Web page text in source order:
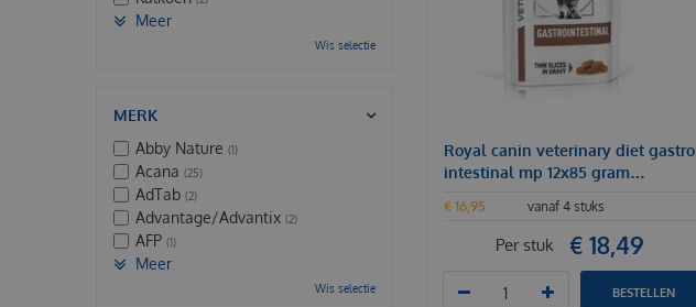
Royal canin veterinary diet gastro
intestinal mp 12x85 gram…
vanaf 4 stuks
€ 16 95
€ 18,49
Per stuk
BESTELLEN
Meer
Wis selectie
MERK
Abby Nature (1)
Acana (25)
AdTab (2)
Advantage/Advantix (2)
AFP (1)
Meer
Wis selectie